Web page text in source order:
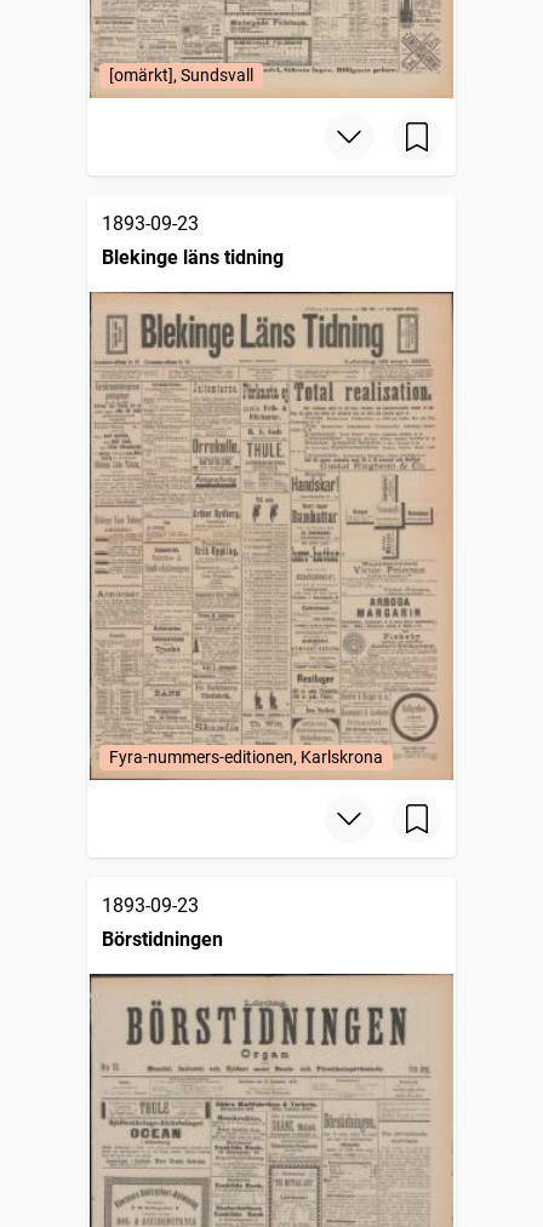
[omärkt], Sundsvall
1893-09-23
Blekinge läns tidning
Fyra-nummers-editionen, Karlskrona
1893-09-23
Börstidningen